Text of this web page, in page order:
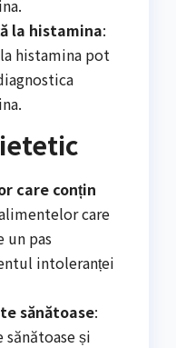
la histamina:
histamina pot
care conțin
care
un pas
intoleranței
sănătoase:
și